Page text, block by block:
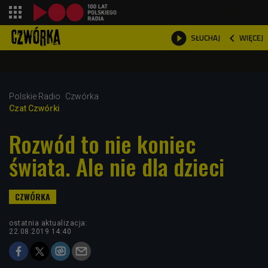
 SŁUCHAJ  WIĘCEJ

Polskie Radio
Czwórka
Czat Czwórki
Rozwód to nie koniec
świata. Ale nie dla dzieci
ostatnia aktualizacja:
22.08.2019 14:40